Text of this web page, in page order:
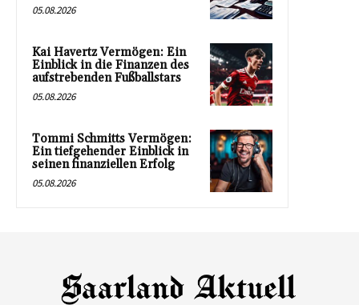
05.08.2026
Kai Havertz Vermögen: Ein
Einblick in die Finanzen des
aufstrebenden Fußballstars
05.08.2026
Tommi Schmitts Vermögen:
Ein tiefgehender Einblick in
seinen finanziellen Erfolg
05.08.2026